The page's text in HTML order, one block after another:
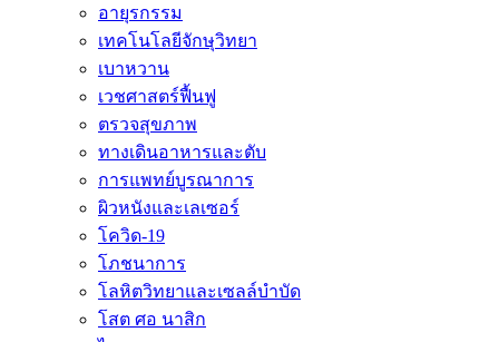
อายุรกรรม
เทคโนโลยีจักษุวิทยา
เบาหวาน
เวชศาสตร์ฟื้นฟู
ตรวจสุขภาพ
ทางเดินอาหารและตับ
การแพทย์บูรณาการ
ผิวหนังและเลเซอร์
โควิด-19
โภชนาการ
โลหิตวิทยาและเซลล์บำบัด
โสต ศอ นาสิก